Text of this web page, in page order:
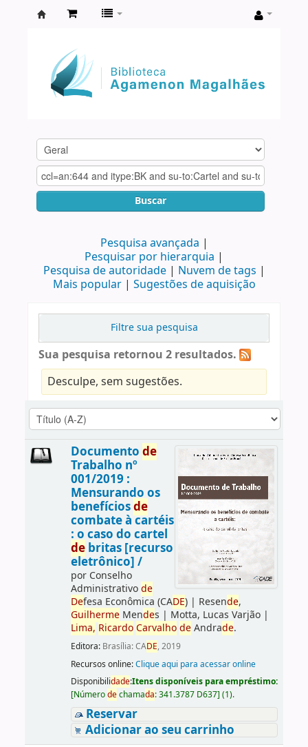
Agamenon
Magalhães
Buscar
Pesquisa avançada
Pesquisar por hierarquia
Pesquisa de autoridade
Nuvem de tags
Mais popular
Sugestões de aquisição
Filtre sua pesquisa
Sua pesquisa retornou 2 resultados.
Desculpe, sem sugestões.
Documento de
Trabalho nº
001/2019 :
Mensurando os
benefíciosde
combate à cartéis
: o caso do cartel
debritas [recurso
eletrônico] /
por Conselho
Administrativode
Defesa Econômica (CADE)| Resende,
GuilhermeMendes | Motta, Lucas Varjão|
Lima, Ricardo Carvalho deAndrade.
Editora: Brasília: CADE, 2019
Recursos online:Clique aqui para acessar online
Disponibilidade:Itens disponíveis para empréstimo:
[Númerodechamada:341.3787 D637] (1).
Reservar
Adicionar ao seu carrinho